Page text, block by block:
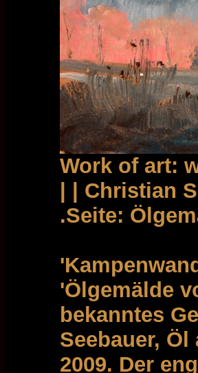
Work of art:
| | Christian
.Seite:
'Ölgemälde
bekanntes
Seebauer,
2009. Der